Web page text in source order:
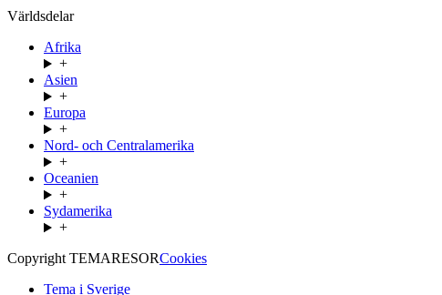
Världsdelar
Afrika
+
Asien
+
Europa
+
Nord- och Centralamerika
+
Oceanien
+
Sydamerika
+
Copyright TEMARESORCookies
Tema i Sverige